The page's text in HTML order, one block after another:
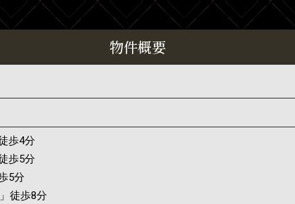
物件概要
歩4分
歩5分
5分
」徒歩8分